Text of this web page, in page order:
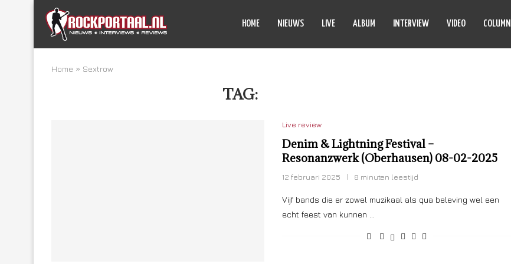
HOME NIEUWS LIVE ALBUM INTERVIEW VIDEO COLUMN
Home » Sextrow
TAG:
Live review
Denim & Lightning Festival –
Resonanzwerk (Oberhausen) 08-02-2025
12 februari 2025 8 minuten leestijd
Vijf bands die er zowel muzikaal als qua beleving wel een
echt feest van kunnen …